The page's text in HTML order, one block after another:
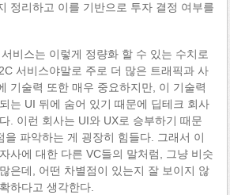
정리하고 이를 기반으로 투자 결정 여부를
비스는 이렇게 정량화 할 수 있는 수치로
서비스야말로 주로 더 많은 트래픽과 사
기술력 또한 매우 중요하지만, 이 기술력
는 UI 뒤에 숨어 있기 때문에 딥테크 회사
. 이런 회사는 UI와 UX로 승부하기 때문
을 파악하는 게 굉장히 힘들다. 그래서 이
사에 대한 다른 VC들의 말처럼, 그냥 비슷
은데, 어떤 차별점이 있는지 잘 보이지 않
하다고 생각한다.